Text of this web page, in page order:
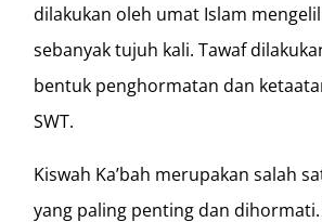
dilakukan oleh umat Islam
sebanyak tujuh kali. Tawaf
bentuk penghormatan dan
SWT.
Kiswah Ka’bah merupakan salah
yang paling penting dan